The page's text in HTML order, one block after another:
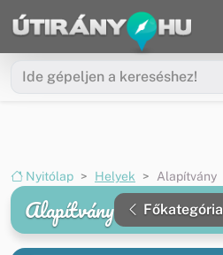
Ugrás a menüre
Ugrás a tartalomra
Nyitólap Helyek Alapítvány
Alapítvány Főkategória